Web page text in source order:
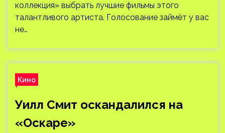
коллекция» выбрать лучшие фильмы этого
талантливого артиста. Голосование займёт у вас
не…
Кино
Уилл Смит оскандалился на
«Оскаре»